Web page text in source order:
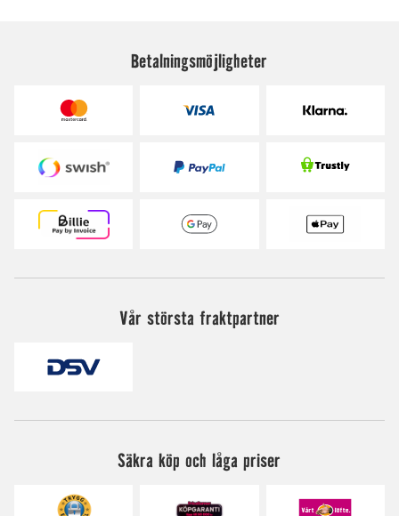
Betalningsmöjligheter
Vår största fraktpartner
Säkra köp och låga priser